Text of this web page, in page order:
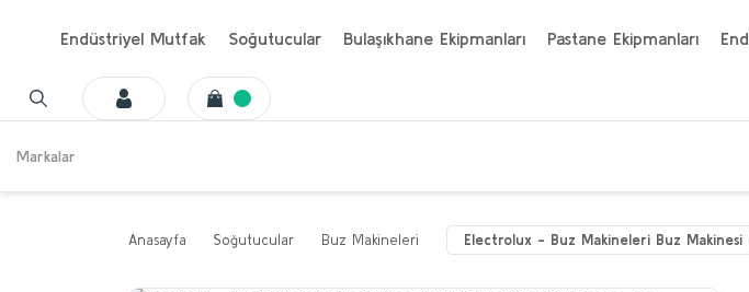
Endüstriyel Mutfak Soğutucular Bulaşıkhane Ekipmanları Pastane Ekipmanları
Markalar
Anasayfa Soğutucular Buz Makineleri Electrolux - Buz Makineleri Buz